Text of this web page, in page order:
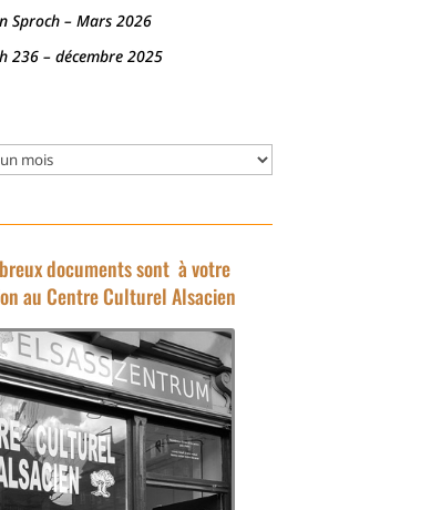
Sproch – Mars 2026
236 – décembre 2025
documents sont à votre
au Centre Culturel Alsacien